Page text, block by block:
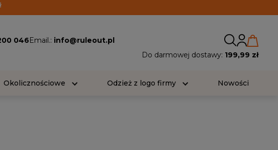
046Email.: info@ruleout.pl
Do darmowej dostawy: 199,99 zł
Okolicznościowe Odzież z logo firmy Nowości